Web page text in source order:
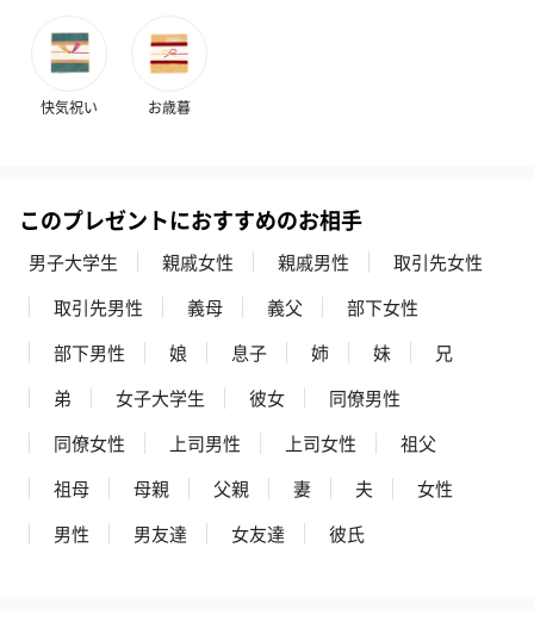
快気祝い お歳暮
このプレゼントにおすすめのお相手
男子大学生 親戚女性 親戚男性
取引先女性
取引先男性
義母 義父
部下女性
部下男性
娘 息子 姉 妹
兄
弟
女子大学生 彼女
同僚男性
同僚女性
上司男性 上司女性
祖父
祖母
母親 父親 妻 夫
女性
男性
男友達 女友達 彼氏